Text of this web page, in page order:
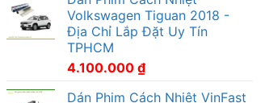
Volkswagen Tiguan 2018 -
Địa Chỉ Lắp Đặt Uy Tín
TPHCM
4.100.000 ₫
Dán Phim Cách Nhiệt VinFast